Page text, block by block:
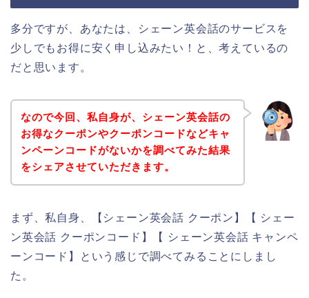
多分ですが、あなたは、シェーン英会話のサービスを
少しでもお得に安く申し込みたい！と、考えているの
だと思います。
なので今回、私自身が、シェーン英会話の
お得なクーポンやクーポンコードなどキャ
ンペーンコードがないかを調べてみた結果
をシェアさせていただきます。
まず、私自身、【シェーン英会話 クーポン】【 シェー
ン英会話 クーポンコード】【 シェーン英会話 キャンペ
ーンコード】という感じで調べてみることにしまし
た。